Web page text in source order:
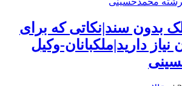
بدون سند|نکاتی که برای
دارید|ملکبانان-وکیل